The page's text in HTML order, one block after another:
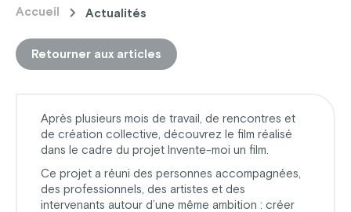
Accueil Actualités
Retourner aux articles
Après plusieurs mois de travail, de rencontres et
de création collective, découvrez le film réalisé
dans le cadre du projet Invente-moi un film.
Ce projet a réuni des personnes accompagnées,
des professionnels, des artistes et des
intervenants autour d’une même ambition : créer